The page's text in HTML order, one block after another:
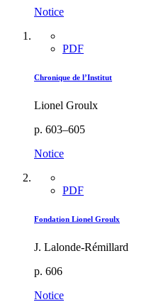
Notice
PDF
Chronique de l’Institut
Lionel Groulx
p. 603–605
Notice
PDF
Fondation Lionel Groulx
J. Lalonde-Rémillard
p. 606
Notice